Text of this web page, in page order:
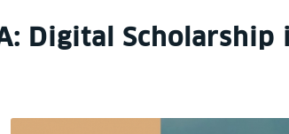
Digital Scholarship